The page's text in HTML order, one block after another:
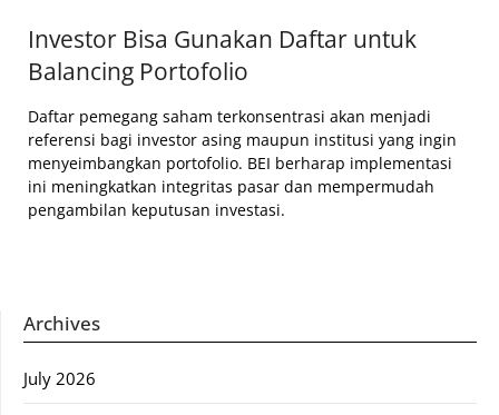
Investor Bisa Gunakan Daftar untuk
Balancing Portofolio
Daftar pemegang saham terkonsentrasi akan menjadi
referensi bagi investor asing maupun institusi yang ingin
menyeimbangkan portofolio. BEI berharap implementasi
ini meningkatkan integritas pasar dan mempermudah
pengambilan keputusan investasi.
Archives
July 2026